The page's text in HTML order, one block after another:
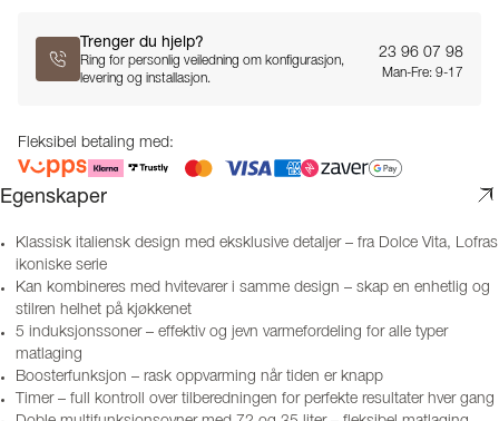
Trenger du hjelp?
Ring for personlig veiledning om konfigurasjon,
levering og installasjon.
23 96 07 98
Man-Fre: 9-17
Fleksibel betaling med:
Egenskaper
Klassisk italiensk design med eksklusive detaljer – fra Dolce Vita, Lofras
ikoniske serie
Kan kombineres med hvitevarer i samme design – skap en enhetlig og
stilren helhet på kjøkkenet
5 induksjonssoner – effektiv og jevn varmefordeling for alle typer
matlaging
Boosterfunksjon – rask oppvarming når tiden er knapp
Timer – full kontroll over tilberedningen for perfekte resultater hver gang